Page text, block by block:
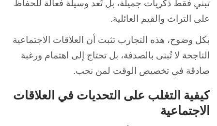
تبني فقط ذكريات جميلة، بل تُعد وسيلة فعالة للحفاظ
على التراث والقيم العائلية.
بكل وضوح، هذه التجارب تثبت أن العلاقات الاجتماعية
الناجحة لا تُبنى بالصدفة، بل تحتاج إلى اهتمام ورغبة
صادقة في تخصيص الوقت لمن نحب.
كيفية التغلب على التحديات في العلاقات
الاجتماعية